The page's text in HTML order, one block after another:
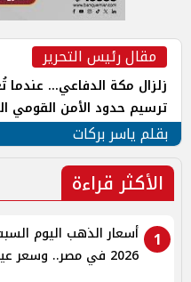
مقال رئيس التحرير
زلزال مكة الدفاعي... عندما
ترسيم حدود الأمن القومي
بقلم ياسر بركات
الأكثر قراءة
1
2026 في مصر.. وسعر عيار 21